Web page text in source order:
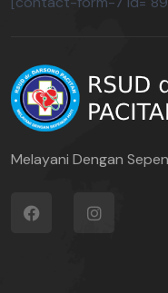
Melayani Dengan